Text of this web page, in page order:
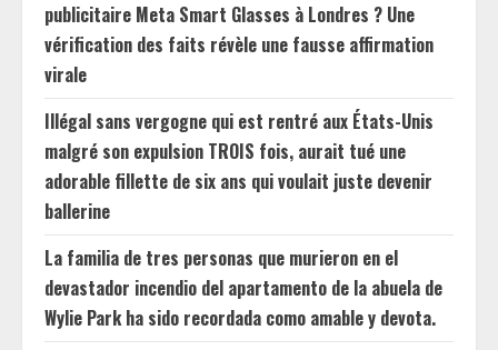
publicitaire Meta Smart Glasses à Londres ? Une
vérification des faits révèle une fausse affirmation
virale
Illégal sans vergogne qui est rentré aux États-Unis
malgré son expulsion TROIS fois, aurait tué une
adorable fillette de six ans qui voulait juste devenir
ballerine
La familia de tres personas que murieron en el
devastador incendio del apartamento de la abuela de
Wylie Park ha sido recordada como amable y devota.